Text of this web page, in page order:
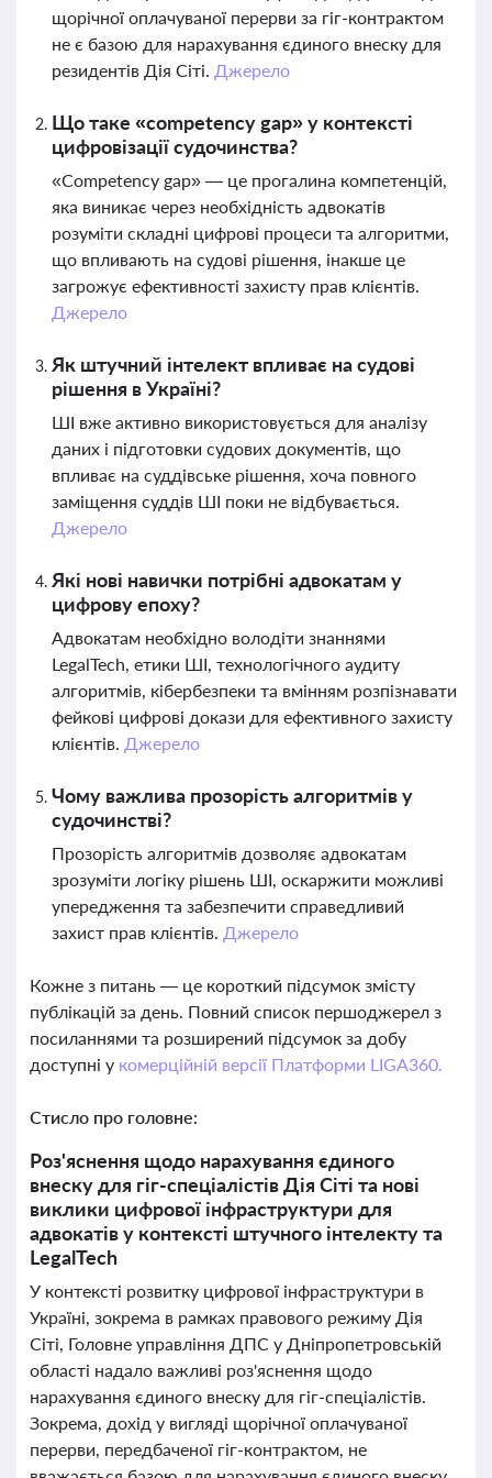
щорічної оплачуваної перерви за гіг-контрактом
не є базою для нарахування єдиного внеску для
резидентів Дія Сіті. Джерело
Що таке «competency gap» у контексті
цифровізації судочинства?
«Competency gap» — це прогалина компетенцій,
яка виникає через необхідність адвокатів
розуміти складні цифрові процеси та алгоритми,
що впливають на судові рішення, інакше це
загрожує ефективності захисту прав клієнтів.
Джерело
Як штучний інтелект впливає на судові
рішення в Україні?
ШІ вже активно використовується для аналізу
даних і підготовки судових документів, що
впливає на суддівське рішення, хоча повного
заміщення суддів ШІ поки не відбувається.
Джерело
Які нові навички потрібні адвокатам у
цифрову епоху?
Адвокатам необхідно володіти знаннями
LegalTech, етики ШІ, технологічного аудиту
алгоритмів, кібербезпеки та вмінням розпізнавати
фейкові цифрові докази для ефективного захисту
клієнтів. Джерело
Чому важлива прозорість алгоритмів у
судочинстві?
Прозорість алгоритмів дозволяє адвокатам
зрозуміти логіку рішень ШІ, оскаржити можливі
упередження та забезпечити справедливий
захист прав клієнтів. Джерело
Кожне з питань — це короткий підсумок змісту
публікацій за день. Повний список першоджерел з
посиланнями та розширений підсумок за добу
доступні у комерційній версії Платформи LIGA360.
Стисло про головне:
Роз'яснення щодо нарахування єдиного
внеску для гіг-спеціалістів Дія Сіті та нові
виклики цифрової інфраструктури для
адвокатів у контексті штучного інтелекту та
LegalTech
У контексті розвитку цифрової інфраструктури в
Україні, зокрема в рамках правового режиму Дія
Сіті, Головне управління ДПС у Дніпропетровській
області надало важливі роз'яснення щодо
нарахування єдиного внеску для гіг-спеціалістів.
Зокрема, дохід у вигляді щорічної оплачуваної
перерви, передбаченої гіг-контрактом, не